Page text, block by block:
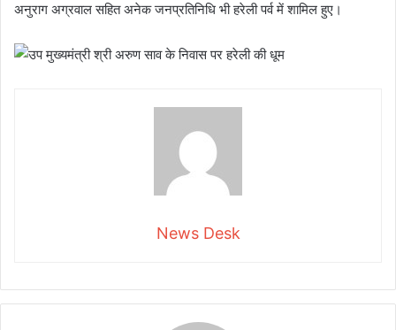
अनुराग अग्रवाल सहित अनेक जनप्रतिनिधि भी हरेली पर्व में शामिल हुए।
News Desk